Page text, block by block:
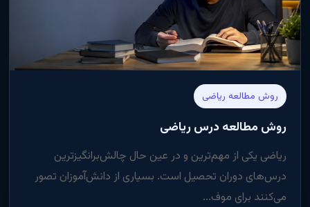
روش مطالعه ریاضی
روش مطالعه درس ریاضی
ریاضی یکی از مهم‌ترین و در عین حال چالش‌برانگیزترین
درس‌های دوران تحصیل است. بسیاری از دانش‌آموزان تصور
می‌کنند برای موف...